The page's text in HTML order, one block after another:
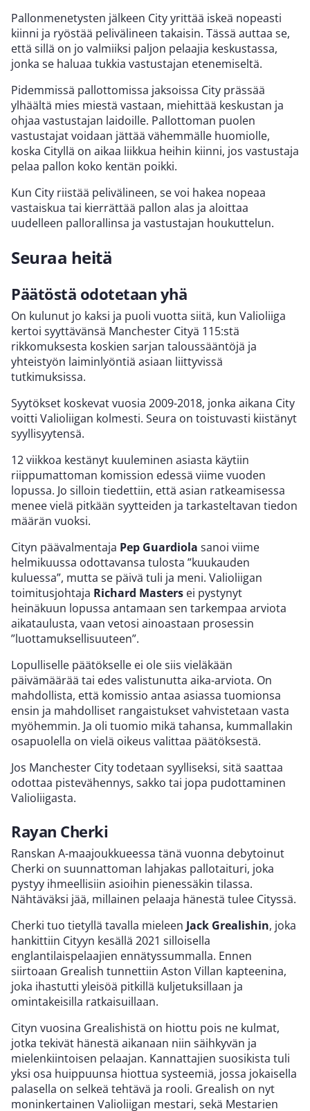
Pallonmenetysten jälkeen City yrittää iskeä nopeasti
kiinni ja ryöstää pelivälineen takaisin. Tässä auttaa se,
että sillä on jo valmiiksi paljon pelaajia keskustassa,
jonka se haluaa tukkia vastustajan etenemiseltä.
Pidemmissä pallottomissa jaksoissa City prässää
ylhäältä mies miestä vastaan, miehittää keskustan ja
ohjaa vastustajan laidoille. Pallottoman puolen
vastustajat voidaan jättää vähemmälle huomiolle,
koska Cityllä on aikaa liikkua heihin kiinni, jos vastustaja
pelaa pallon koko kentän poikki.
Kun City riistää pelivälineen, se voi hakea nopeaa
vastaiskua tai kierrättää pallon alas ja aloittaa
uudelleen pallorallinsa ja vastustajan houkuttelun.
Seuraa heitä
Päätöstä odotetaan yhä
On kulunut jo kaksi ja puoli vuotta siitä, kun Valioliiga
kertoi syyttävänsä Manchester Cityä 115:stä
rikkomuksesta koskien sarjan taloussääntöjä ja
yhteistyön laiminlyöntiä asiaan liittyvissä
tutkimuksissa.
Syytökset koskevat vuosia 2009-2018, jonka aikana City
voitti Valioliigan kolmesti. Seura on toistuvasti kiistänyt
syyllisyytensä.
12 viikkoa kestänyt kuuleminen asiasta käytiin
riippumattoman komission edessä viime vuoden
lopussa. Jo silloin tiedettiin, että asian ratkeamisessa
menee vielä pitkään syytteiden ja tarkasteltavan tiedon
määrän vuoksi.
Cityn päävalmentaja Pep Guardiola sanoi viime
helmikuussa odottavansa tulosta ”kuukauden
kuluessa”, mutta se päivä tuli ja meni. Valioliigan
toimitusjohtaja Richard Masters ei pystynyt
heinäkuun lopussa antamaan sen tarkempaa arviota
aikataulusta, vaan vetosi ainoastaan prosessin
”luottamuksellisuuteen”.
Lopulliselle päätökselle ei ole siis vieläkään
päivämäärää tai edes valistunutta aika-arviota. On
mahdollista, että komissio antaa asiassa tuomionsa
ensin ja mahdolliset rangaistukset vahvistetaan vasta
myöhemmin. Ja oli tuomio mikä tahansa, kummallakin
osapuolella on vielä oikeus valittaa päätöksestä.
Jos Manchester City todetaan syylliseksi, sitä saattaa
odottaa pistevähennys, sakko tai jopa pudottaminen
Valioliigasta.
Rayan Cherki
Ranskan A-maajoukkueessa tänä vuonna debytoinut
Cherki on suunnattoman lahjakas pallotaituri, joka
pystyy ihmeellisiin asioihin pienessäkin tilassa.
Nähtäväksi jää, millainen pelaaja hänestä tulee Cityssä.
Cherki tuo tietyllä tavalla mieleen Jack Grealishin, joka
hankittiin Cityyn kesällä 2021 silloisella
englantilaispelaajien ennätyssummalla. Ennen
siirtoaan Grealish tunnettiin Aston Villan kapteenina,
joka ihastutti yleisöä pitkillä kuljetuksillaan ja
omintakeisilla ratkaisuillaan.
Cityn vuosina Grealishistä on hiottu pois ne kulmat,
jotka tekivät hänestä aikanaan niin säihkyvän ja
mielenkiintoisen pelaajan. Kannattajien suosikista tuli
yksi osa huippuunsa hiottua systeemiä, jossa jokaisella
palasella on selkeä tehtävä ja rooli. Grealish on nyt
moninkertainen Valioliigan mestari, sekä Mestarien